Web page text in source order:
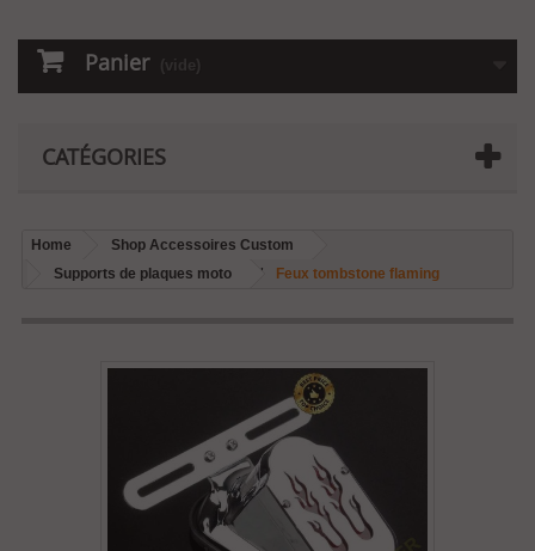
Panier (vide)
CATÉGORIES
Home
Shop Accessoires Custom
Supports de plaques moto
Feux tombstone flaming